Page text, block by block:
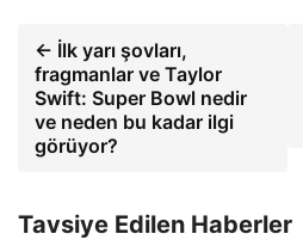
← İlk yarı şovları,
fragmanlar ve Taylor
Swift: Super Bowl nedir
ve neden bu kadar ilgi
görüyor?
Tavsiye Edilen Haberler